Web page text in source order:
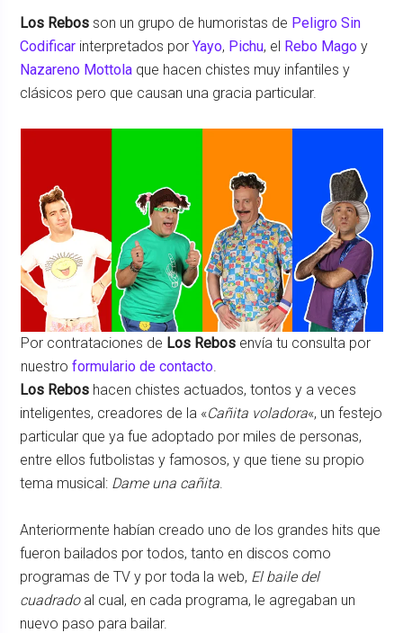
Los Rebos son un grupo de humoristas de Peligro Sin
Codificar interpretados porYayo, Pichu, el Rebo Mago y
Nazareno Mottola que hacen chistes muy infantiles y
clásicos pero que causan una gracia particular.
Por contrataciones de Los Rebosenvía tu consulta por
nuestro formulario de contacto.
Los Rebos hacen chistes actuados, tontos y a veces
inteligentes, creadores de la «Cañita voladora«, un festejo
particular que ya fue adoptado por miles de personas,
entre ellos futbolistas y famosos, y que tiene su propio
tema musical: Dame una cañita.
Anteriormente habían creado uno de los grandes hits que
fueron bailados por todos, tanto en discos como
programas de TV y por toda la web, El baile del
cuadradoal cual, en cada programa, le agregaban un
nuevo paso para bailar.